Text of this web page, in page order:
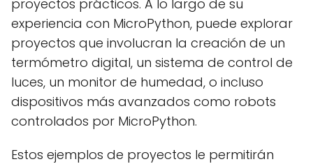
proyectos prácticos. A lo largo de su
experiencia con MicroPython, puede explorar
proyectos que involucran la creación de un
termómetro digital, un sistema de control de
luces, un monitor de humedad, o incluso
dispositivos más avanzados como robots
controlados por MicroPython.
Estos ejemplos de proyectos le permitirán